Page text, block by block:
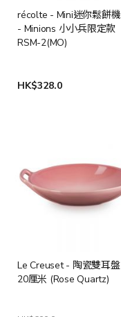
récolte - Mini迷你鬆餅機
- Minions 小小兵限定款
RSM-2(MO)
HK$328.0
Le Creuset - 陶瓷雙耳盤
20厘米 (Rose Quartz)